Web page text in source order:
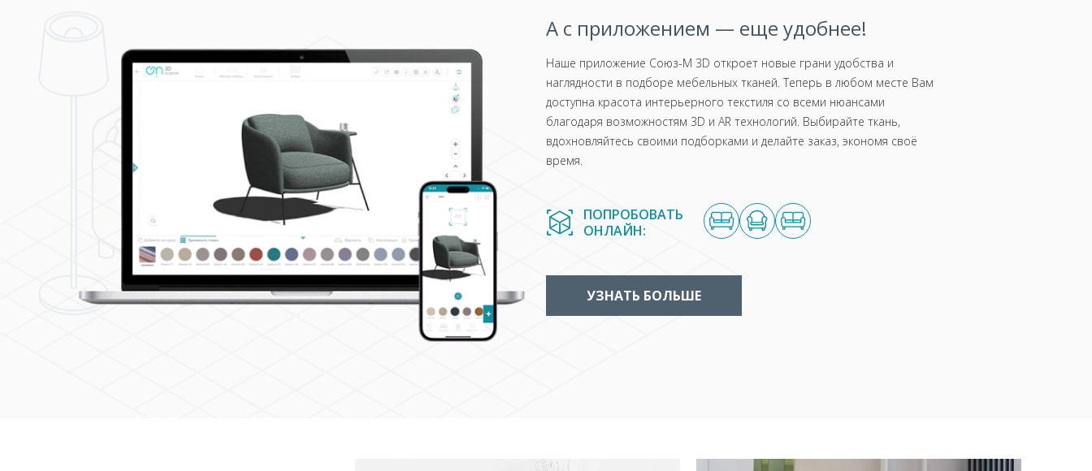
А с приложением — еще удобнее!
Наше приложение Союз-М 3D откроет новые грани удобства и
наглядности в подборе мебельных тканей. Теперь в любом месте Вам
доступна красота интерьерного текстиля со всеми нюансами
благодаря возможностям 3D и AR технологий. Выбирайте ткань,
вдохновляйтесь своими подборками и делайте заказ, экономя своё
время.
ПОПРОБОВАТЬ
ОНЛАЙН:
УЗНАТЬ БОЛЬШЕ